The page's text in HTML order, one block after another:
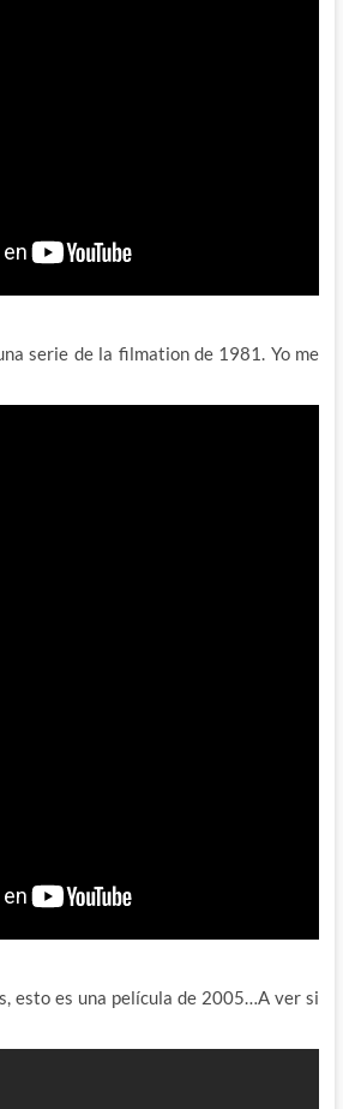
serie de la filmation de 1981. Yo me
esto es una película de 2005…A ver si